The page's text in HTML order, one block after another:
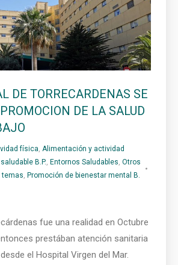
DE TORRECARDENAS SE
DE LA SALUD
física, Alimentación y actividad
B.P., Entornos Saludables, Otros
temas, Promoción de bienestar mental B.
fue una realidad en Octubre
prestában atención sanitaria
el Hospital Virgen del Mar.